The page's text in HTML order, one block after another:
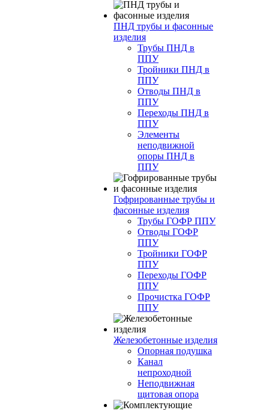
ПНД трубы и фасонные
изделия
Трубы ПНД в
ППУ
Тройники ПНД в
ППУ
Отводы ПНД в
ППУ
Переходы ПНД в
ППУ
Элементы
неподвижной
опоры ПНД в
ППУ
Гофрированные трубы и
фасонные изделия
Трубы ГОФР ППУ
Отводы ГОФР
ППУ
Тройники ГОФР
ППУ
Переходы ГОФР
ППУ
Прочистка ГОФР
ППУ
Железобетонные изделия
Опорная подушка
Канал
непроходной
Неподвижная
щитовая опора